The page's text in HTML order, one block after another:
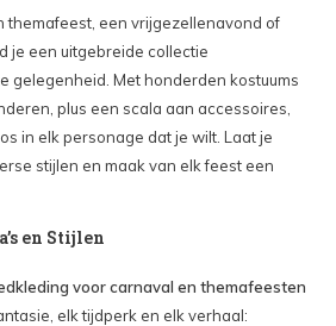
themafeest, een vrijgezellenavond of
je een uitgebreide collectie
gelegenheid. Met honderden kostuums
plus een scala aan accessoires,
in elk personage dat je wilt. Laat je
stijlen en maak van elk feest een
en Stijlen
voor carnaval en themafeesten
elk tijdperk en elk verhaal: